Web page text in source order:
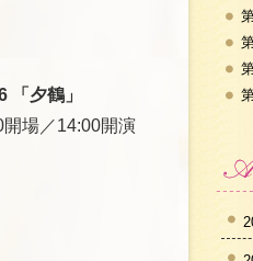
夕鶴」
場／14:00開演